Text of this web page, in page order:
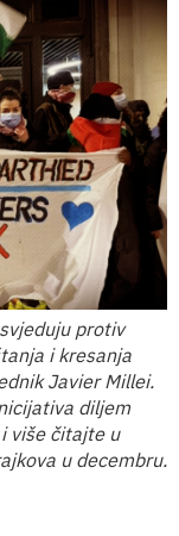
protiv
i kresanja
Javier Millei.
diljem
više čitajte u
u decembru.